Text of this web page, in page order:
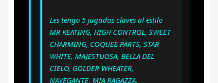
Les tengo 5 jugadas claves al estilo
MR KEATING, HIGH CONTROL, SWEET
CHARMING, COQUEE PARTS, STAR
WHITE, MAJESTUOSA, BELLA DEL
CIELO, GOLDER WHEATER,
NAVEGANTE, MIA RAGAZZA,